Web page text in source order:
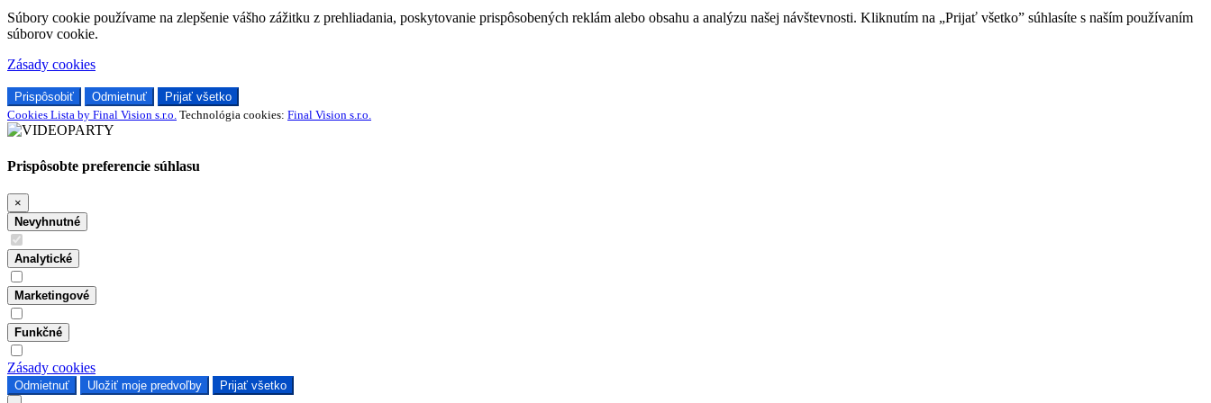
Súbory cookie používame na zlepšenie vášho zážitku z prehliadania, poskytovanie prispôsobených reklám alebo obsahu a analýzu našej návštevnosti. Kliknutím na „Prijať všetko” súhlasíte s naším používaním
súborov cookie.
Zásady cookies
Prispôsobiť Odmietnuť
Prijať všetko
Cookies Lista by Final Vision s.r.o. Technológia cookies: Final Vision s.r.o.
Prispôsobte preferencie súhlasu
×
Nevyhnutné
Analytické
Marketingové
Funkčné
Zásady cookies
Odmietnuť Uložiť moje predvoľby Prijať všetko